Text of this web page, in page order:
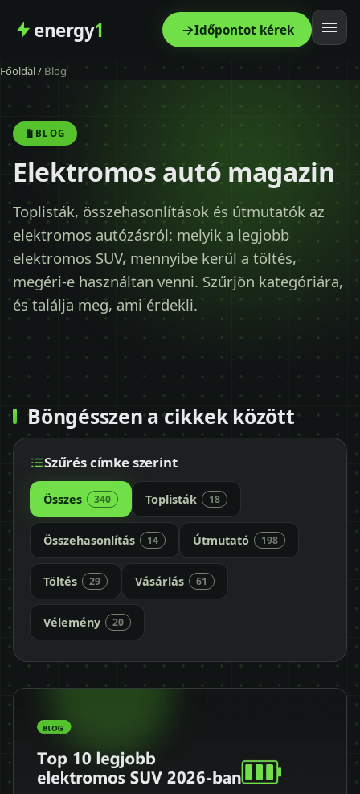
energy1 Időpontot kérek
Főoldal
Szolgáltatás
Árak
Modellek
Kapcsolat
Blog
+36 30 680 7511
Főoldal/ Blog
BLOG
Elektromos autó magazin
Toplisták, összehasonlítások és útmutatók az
elektromos autózásról: melyik a legjobb
elektromos SUV, mennyibe kerül a töltés,
megéri-e használtan venni. Szűrjön kategóriára,
és találja meg, ami érdekli.
Böngésszen a cikkek között
Szűrés címke szerint
Összes 340 Toplisták 18
Összehasonlítás 14 Útmutató 198
Töltés 29 Vásárlás 61
Vélemény 20